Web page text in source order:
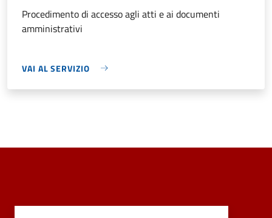
Procedimento di accesso agli atti e ai documenti
amministrativi
VAI AL SERVIZIO